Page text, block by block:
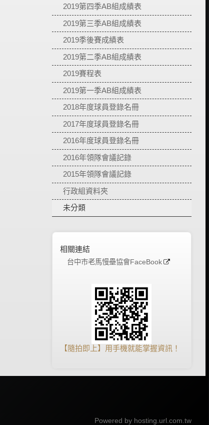
2019第四季AB組成績表
2019第三季AB組成績表
2019季後賽成績表
2019第二季AB組成績表
2019賽程表
2019第一季AB組成績表
2018年度球員登錄名冊
2017年度球員登錄名冊
2016年度球員登錄名冊
2016年領隊會議記錄
2015年領隊會議記錄
行政組資料夾
未分類
相關連結
台中市老馬慢壘協會FaceBook
【隨拍即上】用手機就能掌握資訊！
Powered by hosting.url.com.tw